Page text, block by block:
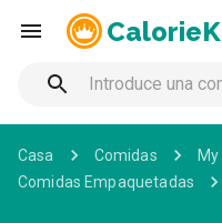
Casa Comidas
Comidas Empaquetadas